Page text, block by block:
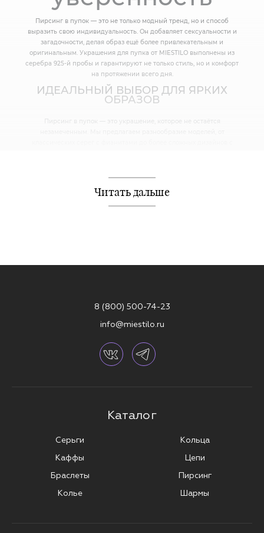
Пирсинг в пупок — это не только модный тренд, но и способ
выразить свою индивидуальность. Он добавляет сексуальности и
загадочности, делая образ ещё более привлекательным и
оригинальным. Украшения для пупка от MIESTILO выполнены из
серебра 925-й пробы и гарантируют не только стиль, но и комфорт
на протяжении всего дня.
ИДЕАЛЬНЫЙ ВЫБОР ДЛЯ ЯРКИХ
ОБРАЗОВ
Пирсинг в пупок — это украшение, которое не остаётся
КОМФОРТ И КАЧЕСТВО
Серебряные украшения для пупка от MIESTILO легко носить каждый
ЗАКАЗЫВАЙ С УДОБСТВОМ
скидки до 40% помогут сделать покупку ещё более приятной.
Подчеркни свою индивидуальность с украшениями для пирсинга от
Читать дальше
8 (800) 500-74-23
info@miestilo.ru
Каталог
Серьги
Каффы
Браслеты
Колье
Кольца
Цепи
Пирсинг
Шармы